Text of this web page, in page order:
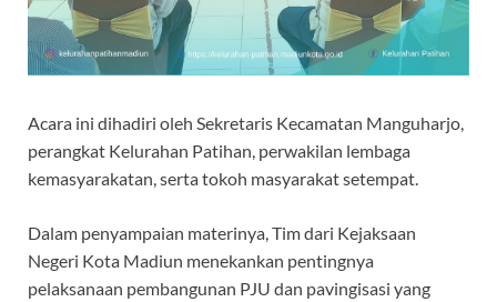
Acara ini dihadiri oleh Sekretaris Kecamatan Manguharjo,
perangkat Kelurahan Patihan, perwakilan lembaga
kemasyarakatan, serta tokoh masyarakat setempat.
Dalam penyampaian materinya, Tim dari Kejaksaan
Negeri Kota Madiun menekankan pentingnya
pelaksanaan pembangunan PJU dan pavingisasi yang